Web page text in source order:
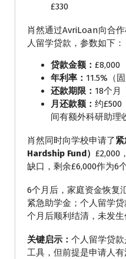
£330
肖然通过AvriLoan向合
人留学贷款，参数如下：
贷款金额： £8,000
年利率： 11.5%（
还款期限： 18个月
月还款额： 约£500
间有额外科研助理
肖然同时向学校申请了
Hardship Fund） £2,000
缺口，剩余£6,000作为6
6个月后，家庭资金恢复
紧急助学金；个人留学
个月后顺利结清，未发生
关键启示： 个人留学贷
工具，但前提是申请人